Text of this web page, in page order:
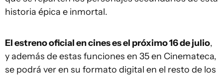
historia épica e inmortal.
El estreno oficial en cines es el próximo 16 de julio,
y además de estas funciones en 35 en Cinemateca,
se podrá ver en su formato digital en el resto de los